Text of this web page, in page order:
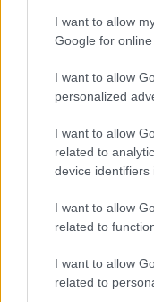
I want to allow
Google for
I want to allow
personalized
I want to allow
related to
device identifiers
I want to allow
related to
I want to allow
related to
Ezért párásodik
Nem ecettel és